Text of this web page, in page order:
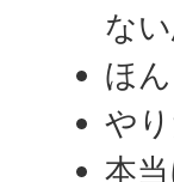
な
ほ
や
本